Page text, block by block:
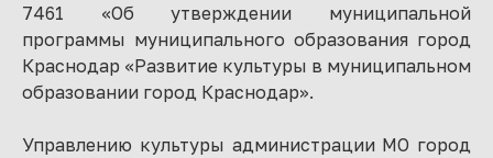
7461 «Об утверждении муниципальной
программы муниципального образования город
Краснодар «Развитие культуры в муниципальном
образовании город Краснодар».
Управлению культуры администрации МО город